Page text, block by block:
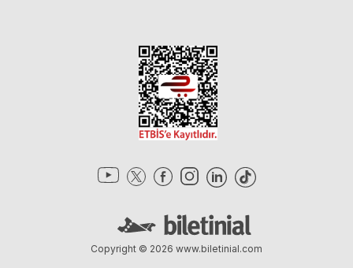
Copyright © 2026 www.biletinial.com